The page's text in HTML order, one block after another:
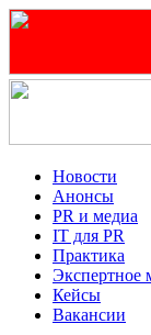
Новости
Анонсы
PR и медиа
IT для PR
Практика
Экспертное
Кейсы
Вакансии